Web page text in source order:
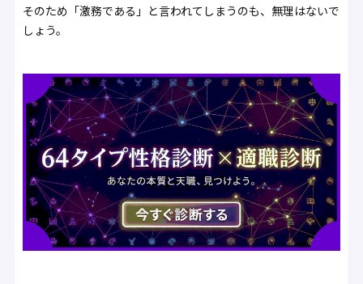
そのため「激務である」と言われてしまうのも、無理はないで
しょう。